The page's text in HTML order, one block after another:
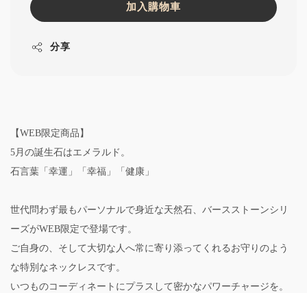
加入購物車
分享
【WEB限定商品】
5月の誕生石はエメラルド。
石言葉「幸運」「幸福」「健康」
世代問わず最もパーソナルで身近な天然石、バースストーンシリ
ーズがWEB限定で登場です。
ご自身の、そして大切な人へ常に寄り添ってくれるお守りのよう
な特別なネックレスです。
いつものコーディネートにプラスして密かなパワーチャージを。